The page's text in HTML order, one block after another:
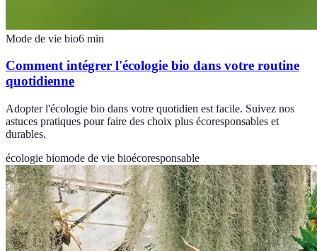
Mode de vie bio6 min
Comment intégrer l'écologie bio dans votre routine
quotidienne
Adopter l'écologie bio dans votre quotidien est facile. Suivez nos
astuces pratiques pour faire des choix plus écoresponsables et
durables.
écologie biomode de vie bioécoresponsable